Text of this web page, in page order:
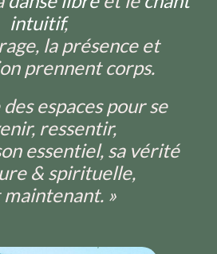
intuitif,
la présence et
prennent corps.
espaces pour se
ressentir,
essentiel, sa vérité
& spirituelle,
maintenant. »